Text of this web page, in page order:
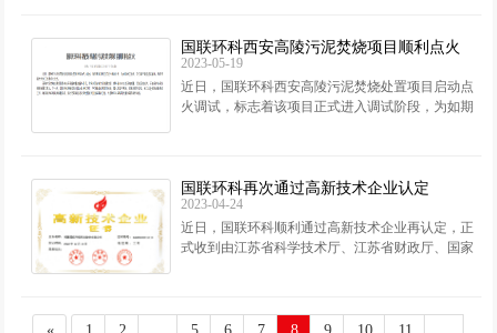
国联环科西安高陵污泥焚烧项目顺利点火
2023-05-19
近日，国联环科西安高陵污泥焚烧处置项目启动点
火调试，标志着该项目正式进入调试阶段，为如期
国联环科再次通过高新技术企业认定
2023-04-24
近日，国联环科顺利通过高新技术企业再认定，正
式收到由江苏省科学技术厅、江苏省财政厅、国家